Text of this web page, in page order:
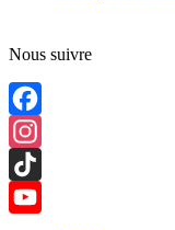
Nous suivre
Facebook
Instagram
TikTok